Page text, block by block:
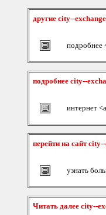
другие city--exchange
подробнее
подробнее city--
интернет
перейти на сайт
узнать
Читать далее city--